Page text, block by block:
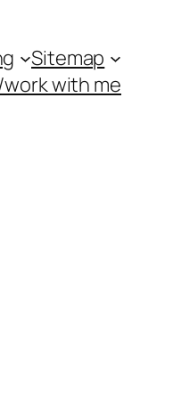
Sitemap
with me